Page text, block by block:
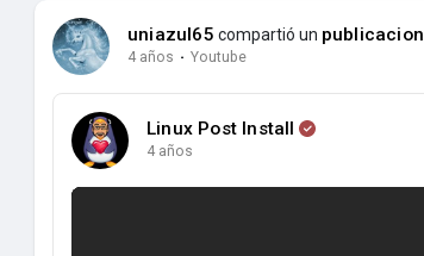
uniazul65 compartió un publicacion
4 años · Youtube
Linux Post Install
4 años